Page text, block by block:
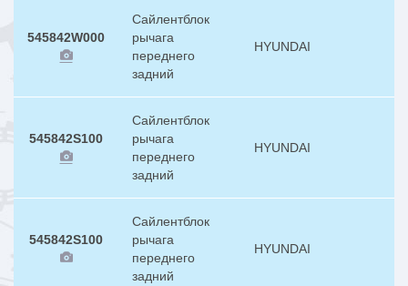
545842W000
Сайлентблок
рычага
переднего
задний
HYUNDAI
545842S100
Сайлентблок
рычага
переднего
задний
HYUNDAI
545842S100
Сайлентблок
рычага
переднего
задний
HYUNDAI